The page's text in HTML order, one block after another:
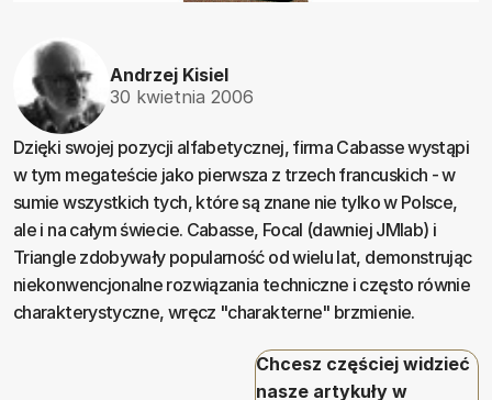
Andrzej Kisiel
30 kwietnia 2006
Dzięki swojej pozycji alfabetycznej, firma Cabasse wystąpi
w tym megateście jako pierwsza z trzech francuskich - w
sumie wszystkich tych, które są znane nie tylko w Polsce,
ale i na całym świecie. Cabasse, Focal (dawniej JMlab) i
Triangle zdobywały popularność od wielu lat, demonstrując
niekonwencjonalne rozwiązania techniczne i często równie
charakterystyczne, wręcz "charakterne" brzmienie.
Chcesz częściej widzieć
nasze artykuły w